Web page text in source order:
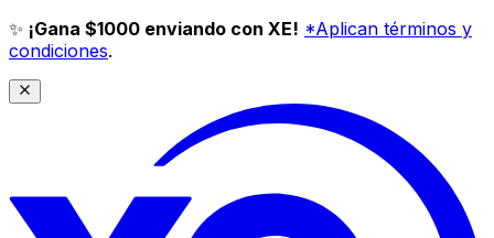
✨ ¡Gana $1000 enviando con XE! *Aplican términos y
condiciones.